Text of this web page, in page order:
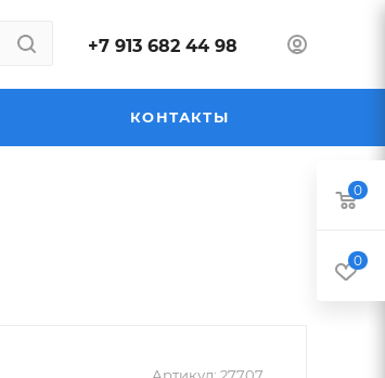
+7 913 682 44 98
КОНТАКТЫ
0
0